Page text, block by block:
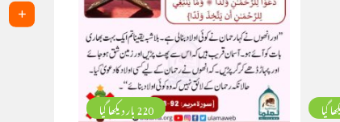
220 بار دیکھا گیا